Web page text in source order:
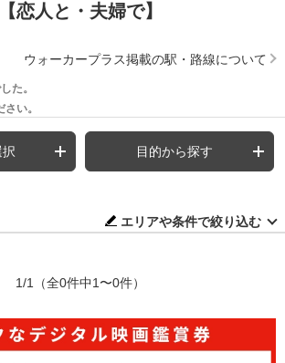
【恋人と・夫婦で】
ウォーカープラス掲載の駅・路線について
た。
い。
目的から探す
エリアや条件で絞り込む
1/1 （全0件中1〜0件）